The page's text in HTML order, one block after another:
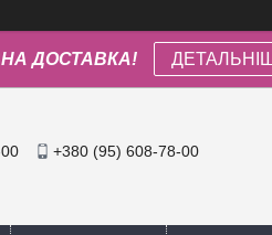
ДОСТАВКА!
+380 (95) 608-78-00